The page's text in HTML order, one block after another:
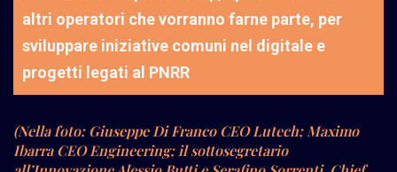
altri operatori che vorranno farne parte, per
sviluppare iniziative comuni nel digitale e
progetti legati al PNRR
(Nella foto: Giuseppe Di Franco CEO Lutech; Maximo
Ibarra CEO Engineering; il sottosegretario